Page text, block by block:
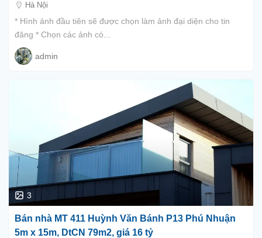
Hà Nội
* Hình ảnh đầu tiên sẽ được chọn làm ảnh đại diện cho tin
đăng * Chọn các ảnh có...
admin
3
Bán nhà MT 411 Huỳnh Văn Bánh P13 Phú Nhuận
5m x 15m, DtCN 79m2, giá 16 tỷ